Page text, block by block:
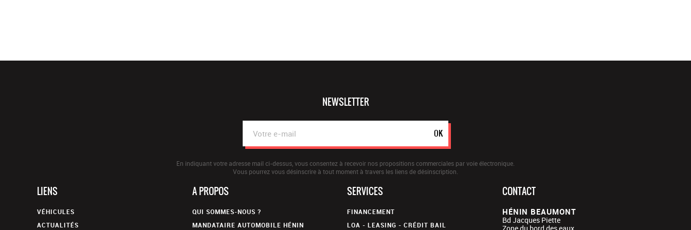
NEWSLETTER
OK
En indiquant votre adresse mail ci-dessus, vous consentez à recevoir nos propositions commerciales par voie électronique.
Vous pourrez vous désinscrire à tout moment à travers les liens de désinscription.
LIENS
VÉHICULES
ACTUALITÉS
A PROPOS
QUI SOMMES-NOUS ?
MANDATAIRE AUTOMOBILE HÉNIN
SERVICES
FINANCEMENT
LOA - LEASING - CRÉDIT BAIL
CONTACT
HÉNIN BEAUMONT
Bd Jacques Piette